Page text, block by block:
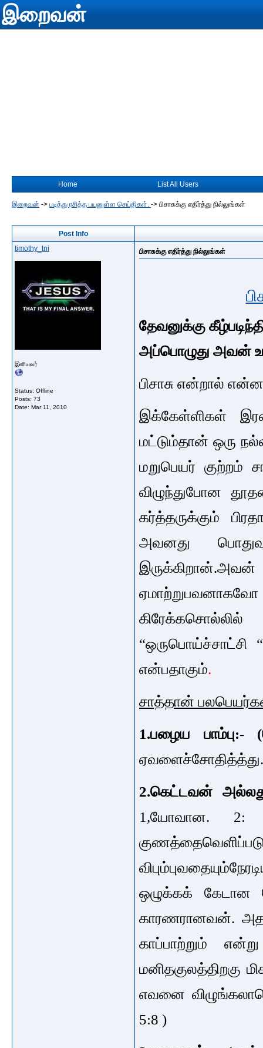
இறைவன்
Home List All Users
இறைவன் -> படித்து ரசித்த பயனுள்ள செய்திகள். -> பிசாசுக்கு எதிர்த்து நில்லுங்கள்
Post Info
timothy_tni
இனியவர்
Status: Offline
Posts: 73
Date: Mar 11, 2010
பிசாசுக்கு எதிர்த்து நில்லுங்கள்
தேவனுக்கு
அப்பொழுது அவன்
பிசாசு என்றால்
இக்கேள்ளிகள்
மட்டும்தான் ஒரு
மறுபெயர் குற்றம்
விழுந்துபோன
கர்த்தருக்கும்
அவனது
என்பதாகும்.
சாத்தான்
1.பழைய பாம்பு:- (
2.கெட்டவன்
1,யோவான. 2:
ஒழுக்கக் கேடான
காரணரானவன்.
காப்பாற்றும் என்று
மனிதகுலத்திறகு
எவனை
5:8 )